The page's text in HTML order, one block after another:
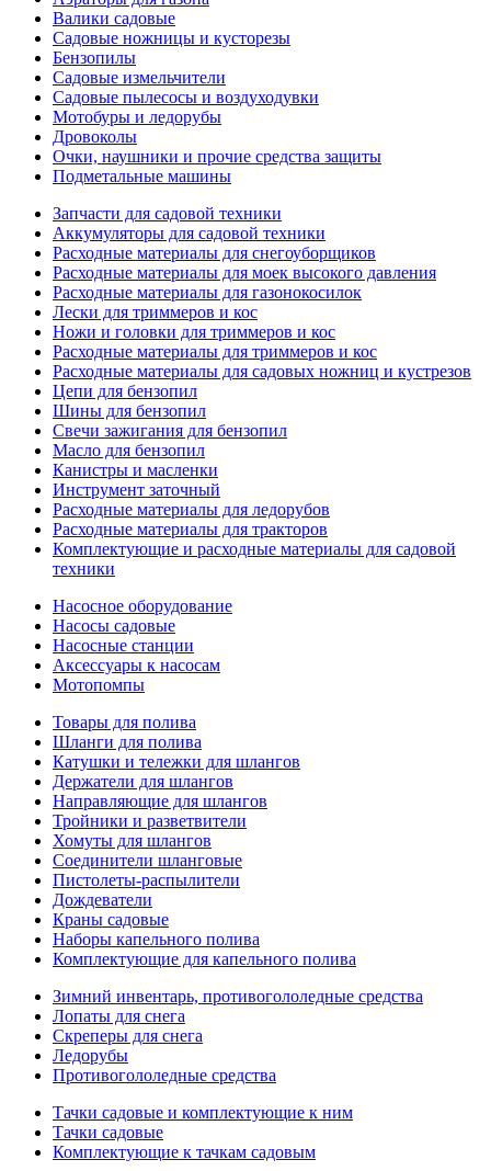
Валики садовые
Садовые ножницы и кусторезы
Бензопилы
Садовые измельчители
Садовые пылесосы и воздуходувки
Мотобуры и ледорубы
Дровоколы
Очки, наушники и прочие средства защиты
Подметальные машины
Запчасти для садовой техники
Аккумуляторы для садовой техники
Расходные материалы для снегоуборщиков
Расходные материалы для моек высокого давления
Расходные материалы для газонокосилок
Лески для триммеров и кос
Ножи и головки для триммеров и кос
Расходные материалы для триммеров и кос
Расходные материалы для садовых ножниц и кустрезов
Цепи для бензопил
Шины для бензопил
Свечи зажигания для бензопил
Масло для бензопил
Канистры и масленки
Инструмент заточный
Расходные материалы для ледорубов
Расходные материалы для тракторов
Комплектующие и расходные материалы для садовой
техники
Насосное оборудование
Насосы садовые
Насосные станции
Аксессуары к насосам
Мотопомпы
Товары для полива
Шланги для полива
Катушки и тележки для шлангов
Держатели для шлангов
Направляющие для шлангов
Тройники и разветвители
Хомуты для шлангов
Соединители шланговые
Пистолеты-распылители
Дождеватели
Краны садовые
Наборы капельного полива
Комплектующие для капельного полива
Зимний инвентарь, противогололедные средства
Лопаты для снега
Скреперы для снега
Ледорубы
Противогололедные средства
Тачки садовые и комплектующие к ним
Тачки садовые
Комплектующие к тачкам садовым